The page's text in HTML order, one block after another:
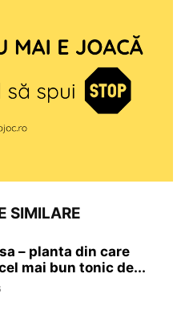
SIMILARE
– planta din care
mai bun tonic de...